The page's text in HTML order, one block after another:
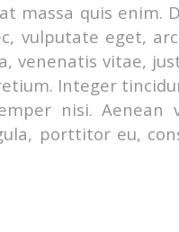
massa quis enim.
vulputate eget,
venenatis vitae,
Integer
nisi. Aenean
porttitor eu,